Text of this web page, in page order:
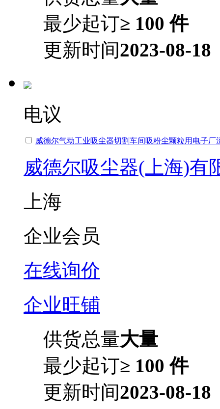
最少起订≥ 100 件
更新时间2023-08-18
电议
威德尔气动工业吸尘器切割车间吸粉尘颗粒用电子厂
威德尔吸尘器(上海)有
上海
企业会员
在线询价
企业旺铺
供货总量大量
最少起订≥ 100 件
更新时间2023-08-18